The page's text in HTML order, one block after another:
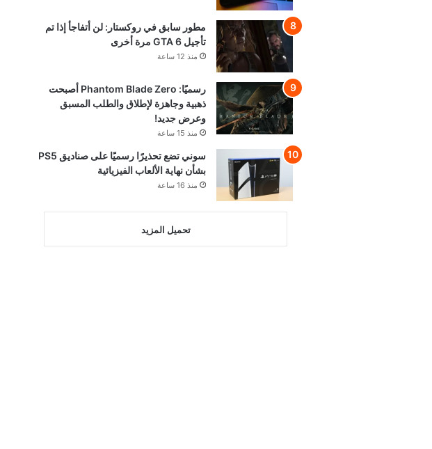
مطور سابق في روكستار: لن أتفاجأ إذا تم
تأجيل GTA 6 مرة أخرى
منذ 12 ساعة
رسميًا: Phantom Blade Zero أصبحت
ذهبية وجاهزة لإطلاق والطلب المسبق
وعرض جديد!
منذ 15 ساعة
سوني تضع تحذيرًا رسميًا على صناديق PS5
بشأن نهاية الألعاب الفيزيائية
منذ 16 ساعة
تحميل المزيد